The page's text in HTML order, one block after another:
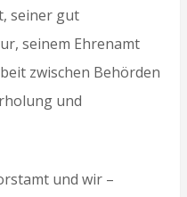
seiner gut
seinem Ehrenamt
zwischen Behörden
und
und wir –